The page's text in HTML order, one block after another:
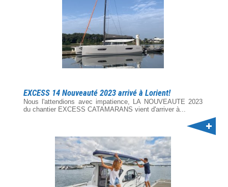
EXCESS 14 Nouveauté 2023 arrivé à Lorient!
Nous l'attendions avec impatience, LA NOUVEAUTE 2023
du chantier EXCESS CATAMARANS vient d'arriver à...